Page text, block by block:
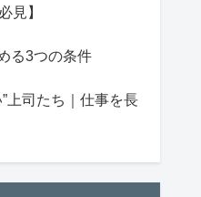
見】
る3つの条件
上司たち｜仕事を長